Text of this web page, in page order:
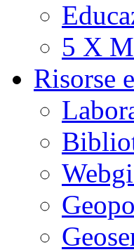
5 X
Risorse